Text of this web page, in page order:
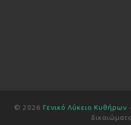
© 2026 Γενικό Λύκειο Κυθήρων